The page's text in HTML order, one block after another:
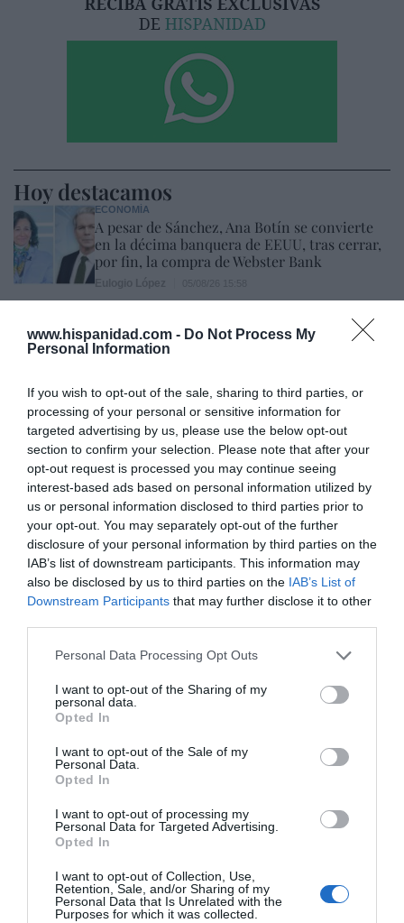
www.hispanidad.com - Do Not Process My
Personal Information
If you wish to opt-out of the sale, sharing to third parties, or
processing of your personal or sensitive information for
targeted advertising by us, please use the below opt-out
section to confirm your selection. Please note that after your
opt-out request is processed you may continue seeing
interest-based ads based on personal information utilized by
us or personal information disclosed to third parties prior to
your opt-out. You may separately opt-out of the further
disclosure of your personal information by third parties on the
IAB’s list of downstream participants. This information may
also be disclosed by us to third parties on the IAB’s List of
Downstream Participants that may further disclose it to other
Personal Data Processing Opt Outs
I want to opt-out of the Sharing of my
personal data.
Opted In
I want to opt-out of the Sale of my
Personal Data.
Opted In
I want to opt-out of processing my
Personal Data for Targeted Advertising.
Opted In
I want to opt-out of Collection, Use,
Retention, Sale, and/or Sharing of my
Personal Data that Is Unrelated with the
Purposes for which it was collected.
Hoy destacamos
ECONOMÍA
A pesar de Sánchez, Ana Botín se convierte
en la décima banquera de EEUU, tras cerrar,
por fin, la compra de Webster Bank
SpaceX dispara ingresos y reduce pérdidas,
pero constata que fue sobreponderada
debut
Cristina Martín 05/08/26 17:27
ECONOMÍA
El renting crece a mayor ritmo que las
matriculaciones en España y ya representa el
23% del total de automóviles
Cristina Martín
Los precios de la vivienda suben un 15,5% en
julio y ya superan a los de la burbuja
inmobiliaria
Rocío Orizaola 05/08/26 12:30
ECONOMÍA
acciones por 5.400 millones, tras elevar
ingresos y beneficio
SOCIEDAD
Invasión de Ceuta. Vecinos denuncian la
violación en manada de una inmigrante
irregular menor de edad: “Hay testigos”
Redacción
INTERNACIONAL
Vuelta a la cordura. Reino Unido obligará a
que los aseos o vestuarios sean utilizados en